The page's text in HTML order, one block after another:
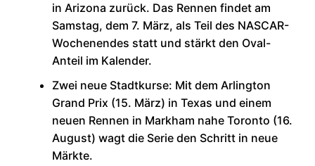
in Arizona zurück. Das Rennen findet am
Samstag, dem 7. März, als Teil des NASCAR-
Wochenendes statt und stärkt den Oval-
Anteil im Kalender.
Zwei neue Stadtkurse: Mit dem Arlington
Grand Prix (15. März) in Texas und einem
neuen Rennen in Markham nahe Toronto (16.
August) wagt die Serie den Schritt in neue
Märkte.